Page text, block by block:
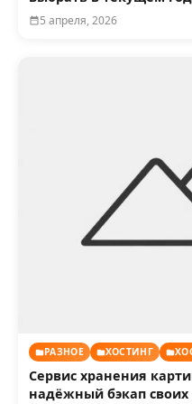
5 апреля, 2026
РАЗНОЕ ХОСТИНГ
Сервис хранения
надёжный бэкап